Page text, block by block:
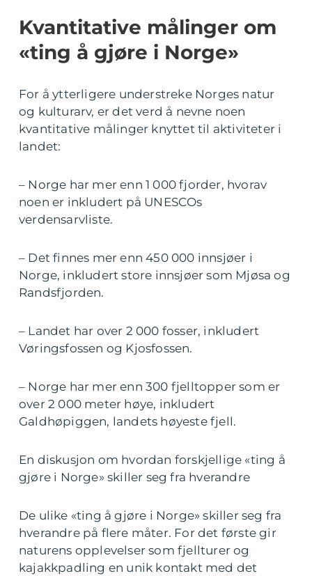
Kvantitative målinger om
«ting å gjøre i Norge»
For å ytterligere understreke Norges natur
og kulturarv, er det verd å nevne noen
kvantitative målinger knyttet til aktiviteter i
landet:
– Norge har mer enn 1 000 fjorder, hvorav
noen er inkludert på UNESCOs
verdensarvliste.
– Det finnes mer enn 450 000 innsjøer i
Norge, inkludert store innsjøer som Mjøsa og
Randsfjorden.
– Landet har over 2 000 fosser, inkludert
Vøringsfossen og Kjosfossen.
– Norge har mer enn 300 fjelltopper som er
over 2 000 meter høye, inkludert
Galdhøpiggen, landets høyeste fjell.
En diskusjon om hvordan forskjellige «ting å
gjøre i Norge» skiller seg fra hverandre
De ulike «ting å gjøre i Norge» skiller seg fra
hverandre på flere måter. For det første gir
naturens opplevelser som fjellturer og
kajakkpadling en unik kontakt med det